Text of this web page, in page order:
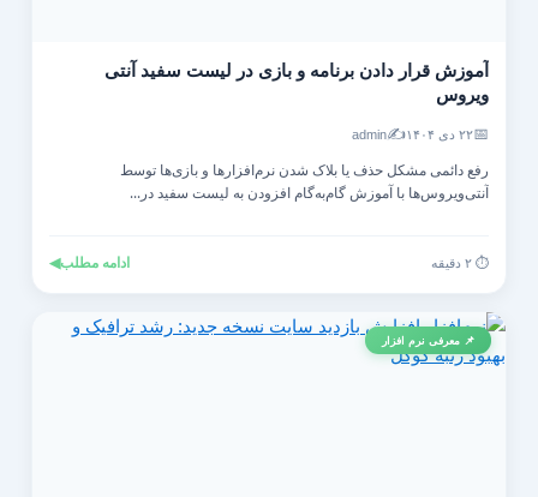
آموزش قرار دادن برنامه و بازی در لیست سفید آنتی‌
ویروس
۲۲ دی ۱۴۰۴ ✍️
admin
رفع دائمی مشکل حذف یا بلاک شدن نرم‌افزارها و بازی‌ها توسط
آنتی‌ویروس‌ها با آموزش گام‌به‌گام افزودن به لیست سفید در...
ادامه مطلب◀
📌 معرفی نرم افزار